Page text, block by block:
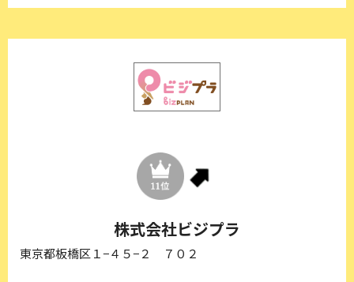
株式会社ビジプラ
東京都板橋区１−４５−２ ７０２